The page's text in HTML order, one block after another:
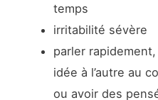
temps
irritabilité sévère
parler
idée à l’autre au
ou avoir des